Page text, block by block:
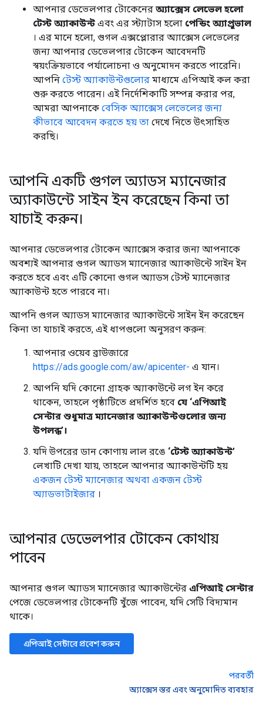
আপনার ডেভেলপার টোকেনের অ্যাক্সেস লেভেল হলো
টেস্ট অ্যাকাউন্ট এবং এর স্ট্যাটাস হলো পেন্ডিং অ্যাপ্রুভাল
। এর মানে হলো, গুগল এক্সপ্লোরার অ্যাক্সেস লেভেলের
জন্য আপনার ডেভেলপার টোকেন আবেদনটি
স্বয়ংক্রিয়ভাবে পর্যালোচনা ও অনুমোদন করতে পারেনি।
আপনি টেস্ট অ্যাকাউন্টগুলোর মাধ্যমে এপিআই কল করা
শুরু করতে পারেন। এই নির্দেশিকাটি সম্পন্ন করার পর,
আমরা আপনাকে বেসিক অ্যাক্সেস লেভেলের জন্য
কীভাবে আবেদন করতে হয় তা দেখে নিতে উৎসাহিত
করছি।
আপনি একটি গুগল অ্যাডস ম্যানেজার
অ্যাকাউন্টে সাইন ইন করেছেন কিনা তা
যাচাই করুন।
আপনার ডেভেলপার টোকেন অ্যাক্সেস করার জন্য আপনাকে
অবশ্যই আপনার গুগল অ্যাডস ম্যানেজার অ্যাকাউন্টে সাইন ইন
করতে হবে এবং এটি কোনো গুগল অ্যাডস টেস্ট ম্যানেজার
অ্যাকাউন্ট হতে পারবে না।
আপনি গুগল অ্যাডস ম্যানেজার অ্যাকাউন্টে সাইন ইন করেছেন
কিনা তা যাচাই করতে, এই ধাপগুলো অনুসরণ করুন:
আপনার ওয়েব ব্রাউজারে
https://ads.google.com/aw/apicenter- এ যান।
আপনি যদি কোনো গ্রাহক অ্যাকাউন্টে লগ ইন করে
থাকেন, তাহলে পৃষ্ঠাটিতে প্রদর্শিত হবে যে ‘এপিআই
সেন্টার শুধুমাত্র ম্যানেজার অ্যাকাউন্টগুলোর জন্য
উপলব্ধ’।
যদি উপরের ডান কোণায় লাল রঙে ‘টেস্ট অ্যাকাউন্ট’
লেখাটি দেখা যায়, তাহলে আপনার অ্যাকাউন্টটি হয়
একজন টেস্ট ম্যানেজার অথবা একজন টেস্ট
অ্যাডভার্টাইজার ।
আপনার ডেভেলপার টোকেন কোথায়
পাবেন
আপনার গুগল অ্যাডস ম্যানেজার অ্যাকাউন্টের এপিআই সেন্টার
পেজে ডেভেলপার টোকেনটি খুঁজে পাবেন, যদি সেটি বিদ্যমান
থাকে।
এপিআই সেন্টারে প্রবেশ করুন
পরবর্তী
অ্যাক্সেস স্তর এবং অনুমোদিত ব্যবহার